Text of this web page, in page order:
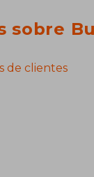
sobre
de clientes